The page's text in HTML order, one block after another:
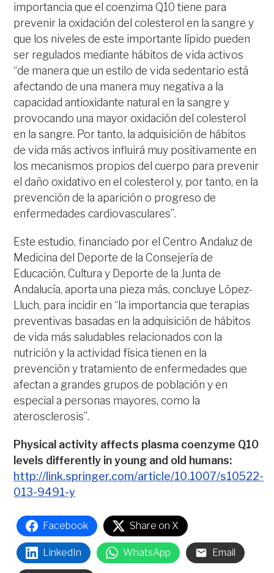
importancia que el coenzima Q10 tiene para
prevenir la oxidación del colesterol en la sangre y
que los niveles de este importante lípido pueden
ser regulados mediante hábitos de vida activos
“de manera que un estilo de vida sedentario está
afectando de una manera muy negativa a la
capacidad antioxidante natural en la sangre y
provocando una mayor oxidación del colesterol
en la sangre. Por tanto, la adquisición de hábitos
de vida más activos influirá muy positivamente en
los mecanismos propios del cuerpo para prevenir
el daño oxidativo en el colesterol y, por tanto, en la
prevención de la aparición o progreso de
enfermedades cardiovasculares”.
Este estudio, financiado por el Centro Andaluz de
Medicina del Deporte de la Consejería de
Educación, Cultura y Deporte de la Junta de
Andalucía, aporta una pieza más, concluye López-
Lluch, para incidir en “la importancia que terapias
preventivas basadas en la adquisición de hábitos
de vida más saludables relacionados con la
nutrición y la actividad física tienen en la
prevención y tratamiento de enfermedades que
afectan a grandes grupos de población y en
especial a personas mayores, como la
aterosclerosis”.
Physical activity affects plasma coenzyme Q10
levels differently in young and old humans:
http://link.springer.com/article/10.1007/s10522-
013-9491-y
Facebook Share on X
LinkedIn WhatsApp Email